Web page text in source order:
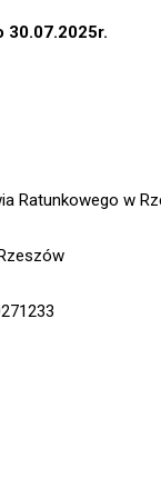
30.07.2025r.
Ratunkowego w